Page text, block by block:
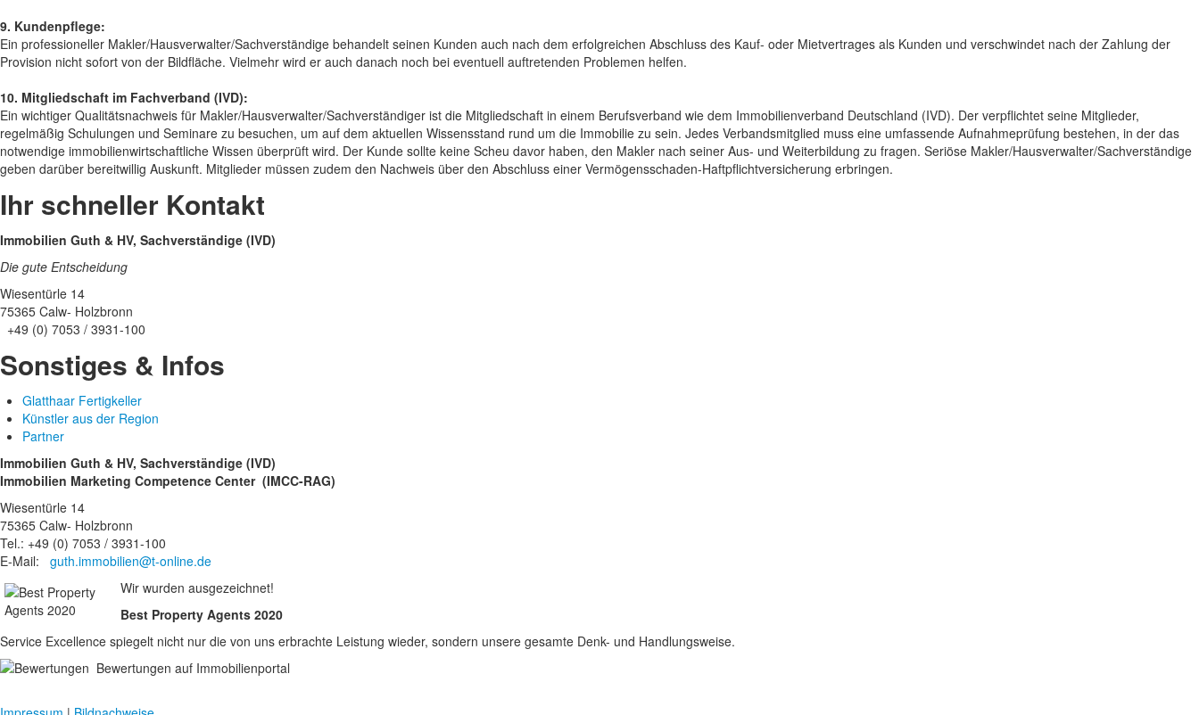
9. Kundenpflege:
Ein professioneller Makler/Hausverwalter/Sachverständige behandelt seinen Kunden auch nach dem erfolgreichen Abschluss des Kauf- oder Mietvertrages als Kunden und verschwindet nach der Zahlung der
Provision nicht sofort von der Bildfläche. Vielmehr wird er auch danach noch bei eventuell auftretenden Problemen helfen.
10. Mitgliedschaft im Fachverband (IVD):
Ein wichtiger Qualitätsnachweis für Makler/Hausverwalter/Sachverständiger ist die Mitgliedschaft in einem Berufsverband wie dem Immobilienverband Deutschland (IVD). Der verpflichtet seine Mitglieder,
regelmäßig Schulungen und Seminare zu besuchen, um auf dem aktuellen Wissensstand rund um die Immobilie zu sein. Jedes Verbandsmitglied muss eine umfassende Aufnahmeprüfung bestehen, in der das
notwendige immobilienwirtschaftliche Wissen überprüft wird. Der Kunde sollte keine Scheu davor haben, den Makler nach seiner Aus- und Weiterbildung zu fragen. Seriöse Makler/Hausverwalter/Sachverständige
geben darüber bereitwillig Auskunft. Mitglieder müssen zudem den Nachweis über den Abschluss einer Vermögensschaden-Haftpflichtversicherung erbringen.
Ihr schneller Kontakt
Immobilien Guth & HV, Sachverständige (IVD)
Die gute Entscheidung
Wiesentürle 14
75365 Calw- Holzbronn
+49 (0) 7053 / 3931-100
Sonstiges & Infos
Glatthaar Fertigkeller
Künstler aus der Region
Partner
Immobilien Guth & HV, Sachverständige (IVD)
Immobilien Marketing Competence Center (IMCC-RAG)
Wiesentürle 14
75365 Calw- Holzbronn
Tel.: +49 (0) 7053 / 3931-100
E-Mail: guth.immobilien@t-online.de
Wir wurden ausgezeichnet!
Best Property Agents 2020
Service Excellence spiegelt nicht nur die von uns erbrachte Leistung wieder, sondern unsere gesamte Denk- und Handlungsweise.
Bewertungen auf Immobilienportal